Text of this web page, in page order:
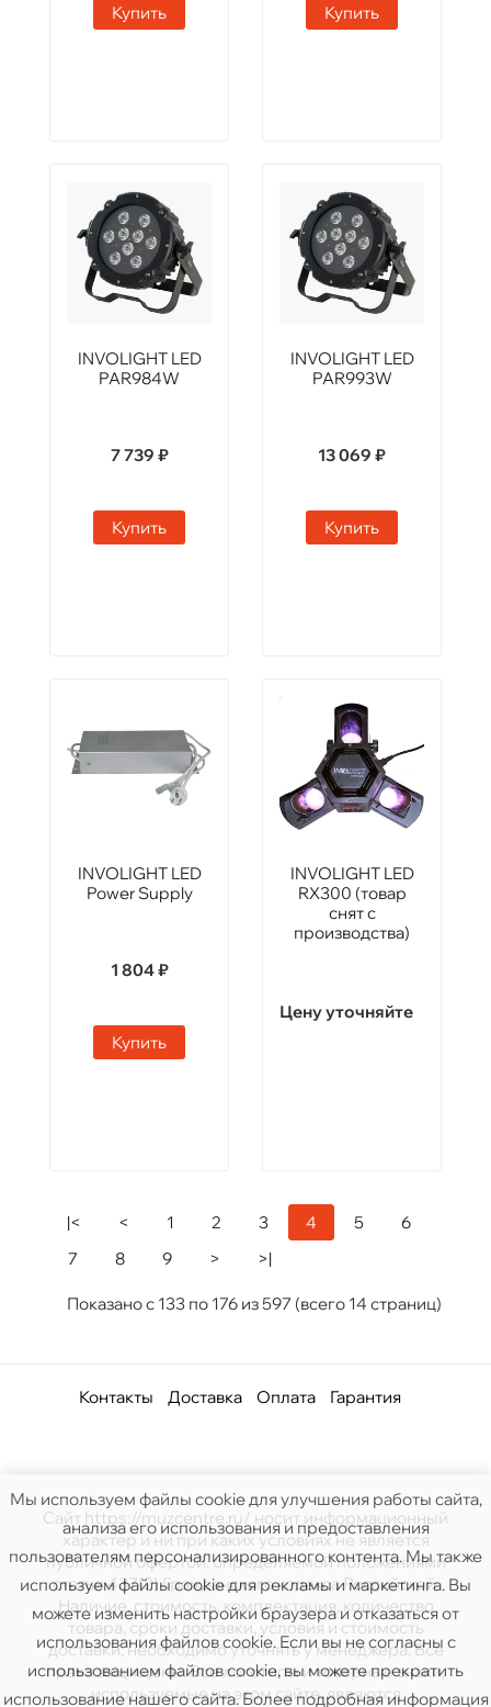
Купить Купить
INVOLIGHT LED
PAR984W
7 739 ₽
Купить
INVOLIGHT LED
PAR993W
13 069 ₽
Купить
INVOLIGHT LED
Power Supply
1 804 ₽
Купить
INVOLIGHT LED
RX300 (товар
снят с
производства)
Цену уточняйте
|< < 1 2 3 4 5
6
7
8 9 > >|
Показано с 133 по 176 из 597 (всего 14 страниц)
Контакты Доставка Оплата Гарантия
Сайт https://muzcentre.ru/ носит информационный
характер и ни при каких условиях не является
публичной офертой, определяемой положениями
статьи 437(2) Гражданского кодекса Российской.
Наличие, стоимость, комплектация, количество
товара, сроки доставки, условия и стоимость
доставки, необходимо уточнять у менеджера. Все
права защищены. Все логотипы и товарные знаки,
используемые на этом сайте, являются
Мы используем файлы cookie для улучшения работы сайта,
анализа его использования и предоставления
пользователям персонализированного контента. Мы также
используем файлы cookie для рекламы и маркетинга. Вы
можете изменить настройки браузера и отказаться от
использования файлов cookie. Если вы не согласны с
использованием файлов cookie, вы можете прекратить
использование нашего сайта. Более подробная информация